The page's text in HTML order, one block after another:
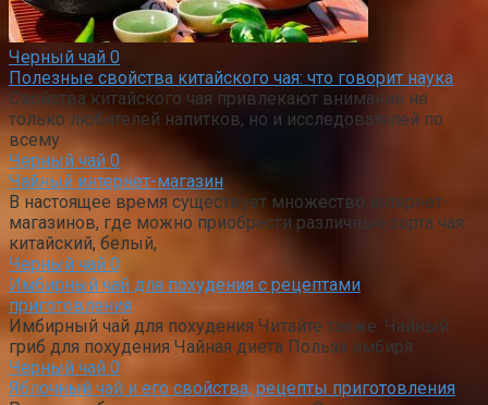
Черный чай 0
Полезные свойства китайского чая: что говорит наука
Свойства китайского чая привлекают внимание не
только любителей напитков, но и исследователей по
всему
Черный чай 0
Чайный интернет-магазин
В настоящее время существует множество интернет-
магазинов, где можно приобрести различные сорта чая:
китайский, белый,
Черный чай 0
Имбирный чай для похудения с рецептами
приготовления
Имбирный чай для похудения Читайте также: Чайный
гриб для похудения Чайная диета Польза имбиря
Черный чай 0
Яблочный чай и его свойства, рецепты приготовления